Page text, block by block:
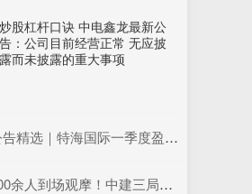
炒股杠杆口诀 中电鑫龙最新公
告：公司目前经营正常 无应披
露而未披露的重大事项
季度盈利同比降超6成 三一国际首季营收超66亿元
摩！中建三局这个项目为安全生产示范